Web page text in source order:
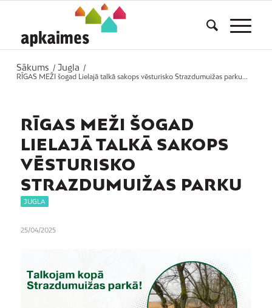
Sākums / Jugla
/
RĪGAS MEŽI šogad Lielajā talkā sakops vēsturisko Strazdumuižas parku...
RĪGAS MEŽI ŠOGAD
LIELAJĀ TALKĀ SAKOPS
VĒSTURISKO
STRAZDUMUIŽAS PARKU
JUGLA
25/04/2025